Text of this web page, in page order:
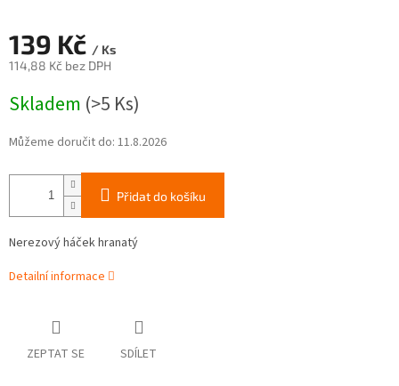
139 Kč / Ks
114,88 Kč bez DPH
cena:
Skladem (>5 Ks)
Můžeme doručit do: 11.8.2026
Přidat do košíku
Nerezový háček hranatý
Detailní informace
ZEPTAT SE SDÍLET